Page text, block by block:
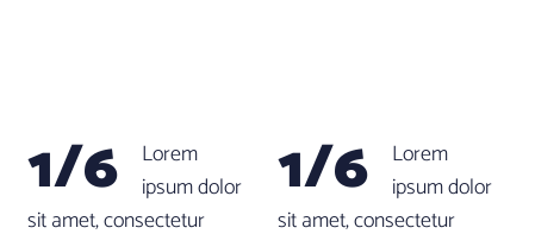
1/6
Lorem
ipsum dolor
sit amet, consectetur
1/6
Lorem
ipsum dolor
sit amet, consectetur